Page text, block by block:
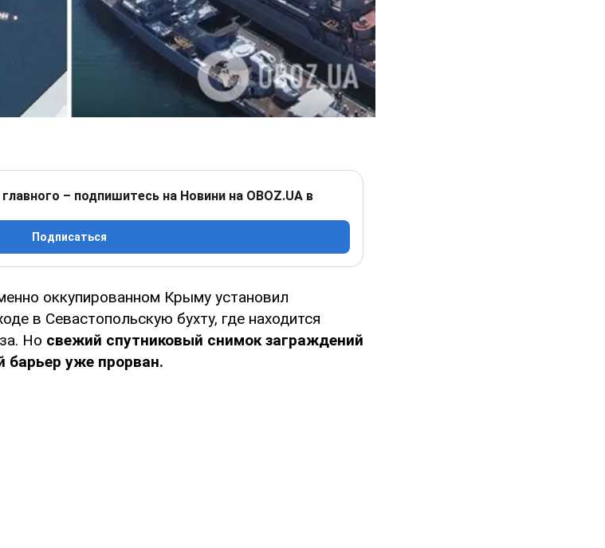
– подпишитесь на Новини на OBOZ.UA в
Подписаться
оккупированном Крыму установил
в Севастопольскую бухту, где находится
Но свежий спутниковый снимок заграждений
барьер уже прорван.